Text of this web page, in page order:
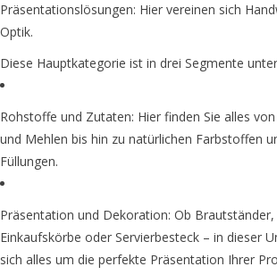
Präsentationslösungen: Hier vereinen sich
Optik.
Diese Hauptkategorie ist in drei Segmente
Rohstoffe und Zutaten: Hier finden Sie alles
und Mehlen bis hin zu natürlichen Farbstoffen
Füllungen.
Präsentation und Dekoration: Ob
Einkaufskörbe oder Servierbesteck – in dieser
sich alles um die perfekte Präsentation Ihrer